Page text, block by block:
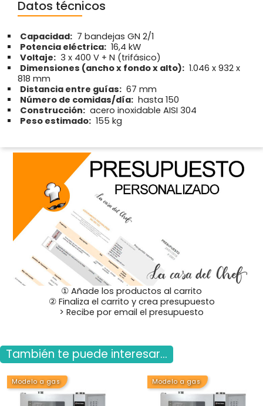
Datos técnicos
Capacidad: 7 bandejas GN 2/1
Potencia eléctrica: 16,4 kW
Voltaje: 3 x 400 V + N (trifásico)
Dimensiones (ancho x fondo x alto): 1.046 x 932 x
818 mm
Distancia entre guías: 67 mm
Número de comidas/día: hasta 150
Construcción: acero inoxidable AISI 304
Peso estimado: 155 kg
① Añade los productos al carrito
② Finaliza el carrito y crea presupuesto
> Recibe por email el presupuesto
También te puede interesar...
Modelo a gas Modelo a gas